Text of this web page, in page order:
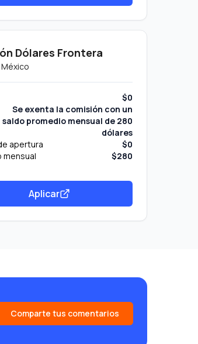
Dólares Frontera
México
$0
Se exenta la comisión con un
saldo promedio mensual de 280
dólares
apertura
$0
mensual
$280
Aplicar
Comparte tus comentarios